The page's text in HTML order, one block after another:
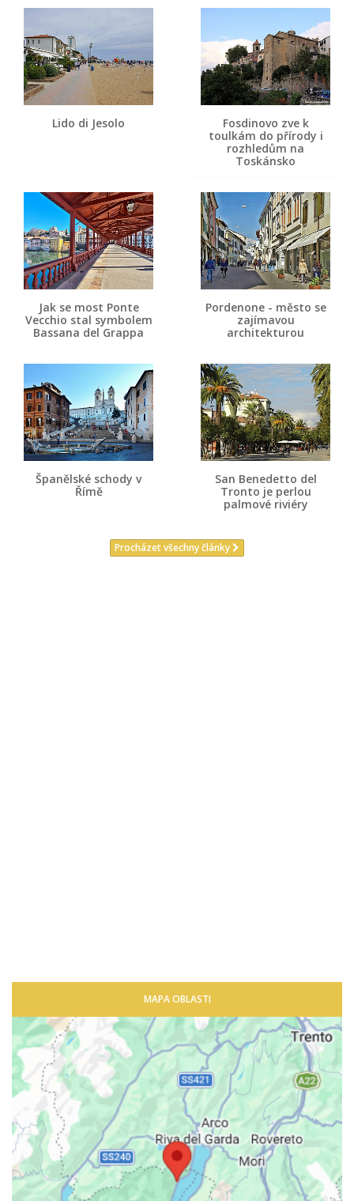
Lido di Jesolo
Fosdinovo zve k
toulkám do přírody i
rozhledům na
Toskánsko
Jak se most Ponte
Vecchio stal symbolem
Bassana del Grappa
Pordenone - město se
zajímavou
architekturou
Španělské schody v
Římě
San Benedetto del
Tronto je perlou
palmové riviéry
Procházet všechny články
MAPA OBLASTI